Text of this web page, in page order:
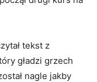
tekst z
gładzi grzech
nagle jakby